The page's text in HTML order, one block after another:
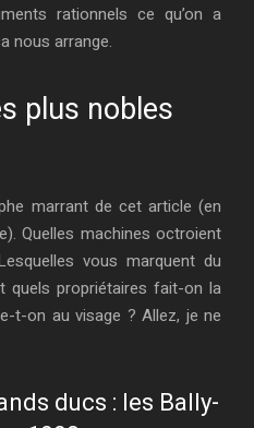
rationnels ce qu’on a
nous arrange.
plus nobles
marrant de cet article (en
Quelles machines octroient
vous marquent du
quels propriétaires fait-on la
t-on au visage ? Allez, je ne
ducs : les Bally-